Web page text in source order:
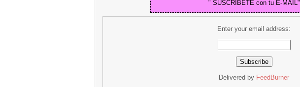
" SUSCRIBETE con tu E-MAIL"
Enter your email address:
Delivered by FeedBurner